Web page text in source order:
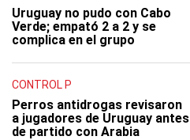
Uruguay no pudo con Cabo
Verde; empató 2 a 2 y se
complica en el grupo
CONTROL P
Perros antidrogas revisaron
a jugadores de Uruguay antes
de partido con Arabia